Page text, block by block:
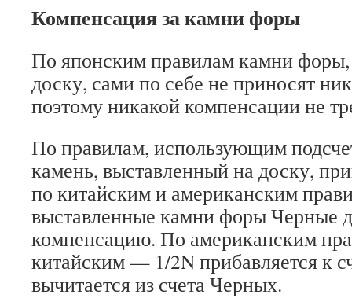
Компенсация за камни форы
По японским правилам камни
доску, сами по себе не приносят
поэтому никакой компенсации не
По правилам, использующим
камень, выставленный на доску,
по китайским и американским
выставленные камни форы Черные
компенсацию. По американским
китайским — 1/2N прибавляется к
вычитается из счета Черных.